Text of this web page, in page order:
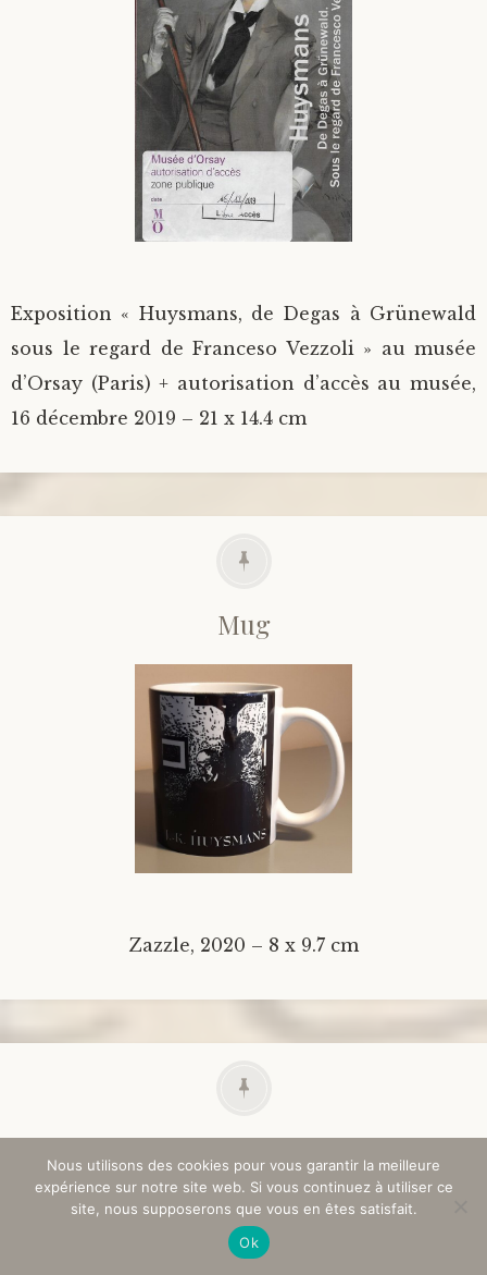
Exposition « Huysmans, de Degas à Grünewald
sous le regard de Franceso Vezzoli » au musée
d’Orsay (Paris) + autorisation d’accès au musée,
16 décembre 2019 – 21 x 14.4 cm
Mug
Zazzle, 2020 – 8 x 9.7 cm
Invitation
Nous utilisons des cookies pour vous garantir la meilleure
expérience sur notre site web. Si vous continuez à utiliser ce
site, nous supposerons que vous en êtes satisfait.
Ok